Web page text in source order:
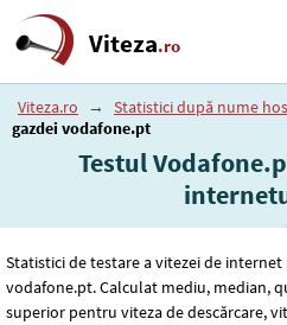
Viteza.ro
Viteza.ro → Statistici după nume
gazdei vodafone.pt
Testul
Statistici de testare a vitezei de
vodafone.pt. Calculat mediu, median,
superior pentru viteza de descărcare,